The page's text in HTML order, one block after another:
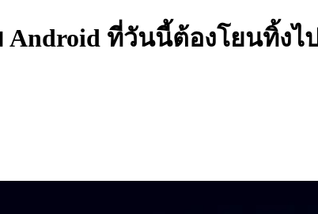
Android ที่วันนี้ต้องโยนทิ้งไป